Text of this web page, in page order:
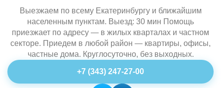
Выезжаем по всему Екатеринбургу и ближайшим
населенным пунктам. Выезд: 30 мин Помощь
приезжает по адресу — в жилых кварталах и частном
секторе. Приедем в любой район — квартиры, офисы,
частные дома. Круглосуточно, без выходных.
+7 (343) 247-27-00